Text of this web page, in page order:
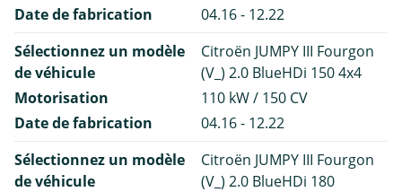
Date de fabrication
04.16 - 12.22
Sélectionnez un modèle
de véhicule
Citroën JUMPY III Fourgon
(V_) 2.0 BlueHDi 150 4x4
Motorisation
110 kW / 150 CV
Date de fabrication
04.16 - 12.22
Sélectionnez un modèle
de véhicule
Citroën JUMPY III Fourgon
(V_) 2.0 BlueHDi 180